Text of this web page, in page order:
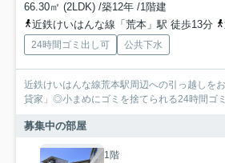
66.30㎡ (2LDK) /築12年 /1階建
近鉄けいはんな線「荒本」駅 徒歩13分
24時間ゴミ出し可 公共下水
近鉄けいはんな線荒本駅周辺への引っ越しを
貸家」◎小まめにゴミを捨てられる24時間ゴ
募集中の部屋
1階